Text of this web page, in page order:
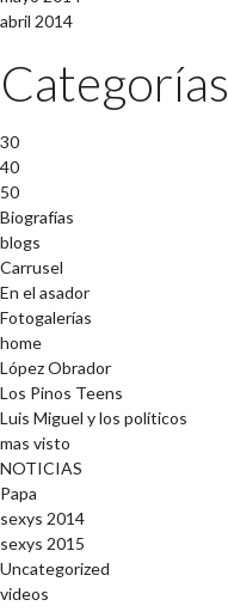
abril 2014
Categorías
30
40
50
Biografías
blogs
Carrusel
En el asador
Fotogalerías
home
López Obrador
Los Pinos Teens
Luis Miguel y los políticos
mas visto
NOTICIAS
Papa
sexys 2014
sexys 2015
Uncategorized
videos